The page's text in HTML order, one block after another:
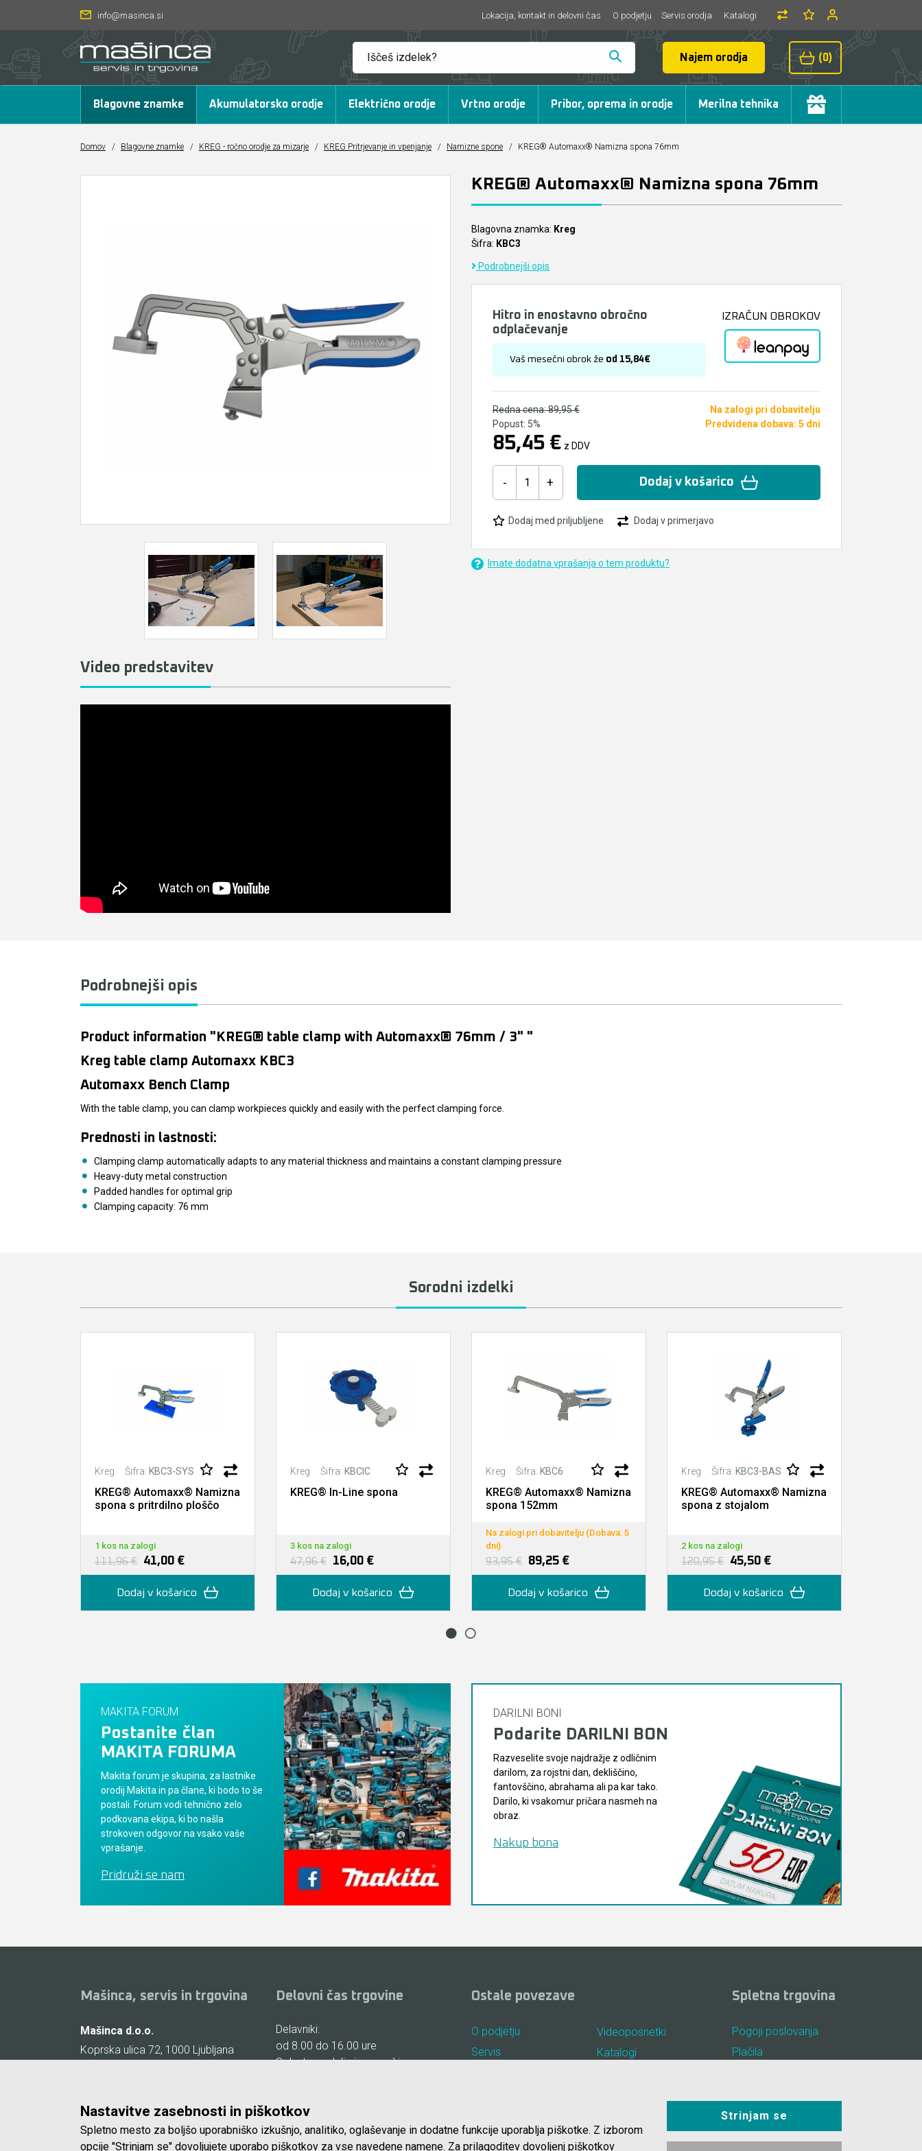
info@masinca.si Lokacija, kontakt in delovni čas O podjetju Servis orodja Katalogi
Najem orodja (0)
Blagovne znamke Akumulatorsko orodje Električno orodje Vrtno orodje Pribor, oprema in orodje Merilna tehnika
Domov / Blagovne znamke / KREG - ročno orodje za mizarje / KREG Pritrjevanje in vpenjanje / Namizne spone / KREG® Automaxx® Namizna spona 76mm
Video predstavitev
KREG® Automaxx® Namizna spona 76mm
Blagovna znamka: Kreg
Šifra: KBC3
Podrobnejši opis
Hitro in enostavno obročno
odplačevanje
Vaš mesečni obrok že od 15,84€
IZRAČUN OBROKOV
Na zalogi pri dobavitelju
Predvidena dobava: 5 dni
Redna cena:89,95 €
Popust: 5%
85,45 € z DDV
- + Dodaj v košarico
Dodaj med priljubljene Dodaj v primerjavo
Imate dodatna vprašanja o tem produktu?
Podrobnejši opis
Product information "KREG® table clamp with Automaxx® 76mm / 3" "
Kreg table clamp Automaxx KBC3
Automaxx Bench Clamp
With the table clamp, you can clamp workpieces quickly and easily with the perfect clamping force.
Prednosti in lastnosti:
Clamping clamp automatically adapts to any material thickness and maintains a constant clamping pressure
Heavy-duty metal construction
Padded handles for optimal grip
Clamping capacity: 76 mm
Sorodni izdelki
Kreg Šifra: KBC3-SYS
KREG® Automaxx® Namizna
spona s pritrdilno ploščo
1 kos na zalogi
111,96 € 41,00 €
Dodaj v košarico
Kreg Šifra: KBCIC
KREG® In-Line spona
3 kos na zalogi
47,96 € 16,00 €
Dodaj v košarico
Kreg Šifra: KBC6
KREG® Automaxx® Namizna
spona 152mm
Na zalogi pri dobavitelju (Dobava: 5
dni)
93,95 € 89,25 €
Dodaj v košarico
Kreg Šifra: KBC3-BAS
KREG® Automaxx® Namizna
spona z stojalom
2 kos na zalogi
120,95 € 45,50 €
Dodaj v košarico
MAKITA FORUM
Postanite član
MAKITA FORUMA
Makita forum je skupina, za lastnike
orodij Makita in pa člane, ki bodo to še
postali. Forum vodi tehnično zelo
podkovana ekipa, ki bo našla
strokoven odgovor na vsako vaše
vprašanje.
Pridruži se nam
DARILNI BONI
Podarite DARILNI BON
Razveselite svoje najdražje z odličnim
darilom, za rojstni dan, dekliščino,
fantovščino, abrahama ali pa kar tako.
Darilo, ki vsakomur pričara nasmeh na
obraz.
Nakup bona
Mašinca, servis in trgovina
Mašinca d.o.o.
Koprska ulica 72, 1000 Ljubljana
Delovni čas trgovine
Delavniki:
od 8.00 do 16.00 ure
Sobote, nedelje in prazniki:
Ostale povezave
O podjetju
Servis
Videoposnetki
Katalogi
Spletna trgovina
Pogoji poslovanja
Plačila
Varovanje podatkov
Nastavitve zasebnosti in piškotkov
Spletno mesto za boljšo uporabniško izkušnjo, analitiko, oglaševanje in dodatne funkcije uporablja piškotke. Z izborom
opcije "Strinjam se" dovoljujete uporabo piškotkov za vse navedene namene. Za prilagoditev dovoljenj piškotkov
Strinjam se